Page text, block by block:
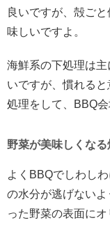
良いですが、殻ご
味しいですよ。
海鮮系の下処理は
いですが、慣れる
処理をして、BBQ
野菜が美味しくなる
よくBBQでしわし
の水分が逃げない
った野菜の表面に